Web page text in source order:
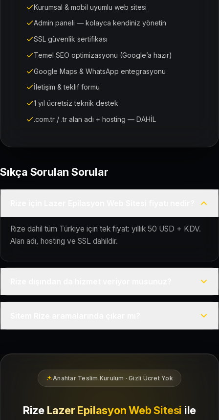
Kurumsal & mobil uyumlu web sitesi
Admin paneli — kolayca kendiniz yönetin
SSL güvenlik sertifikası
Temel SEO optimizasyonu (Google’a hazır)
Google Maps & WhatsApp entegrasyonu
İletişim & teklif formu
1 yıl ücretsiz teknik destek
.com.tr / .tr alan adı + hosting — DAHİL
Sıkça Sorulan Sorular
Rize dahil tüm Türkiye için tek fiyat: yıllık 50 USD + KDV.
Alan adı, hosting ve SSL dahildir.
Rize bölgesindeki yerel müşterilerin sizi bulmasına yardımcı
Anahtar Teslim Kurulum · Gizli Ücret Yok
Rize Lazer Epilasyon Web Sitesi ile